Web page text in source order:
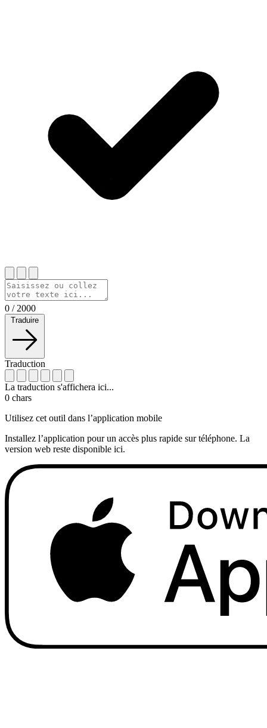
0 / 2000
Traduire
Traduction
La traduction s'affichera ici...
0 chars
Utilisez cet outil dans l’application mobile
Installez l’application pour un accès plus rapide sur téléphone. La
version web reste disponible ici.